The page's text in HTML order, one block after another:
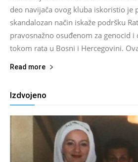
deo navijača ovog kluba iskoristio je
skandalozan način iskaže podršku
pravosnažno osuđenom za genocid i
tokom rata u Bosni i Hercegovini.
Read more
Izdvojeno